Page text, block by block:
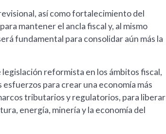
así como fortalecimiento del
mantener el ancla fiscal y, al mismo
fundamental para consolidar aún más la
reformista en los ámbitos fiscal,
para crear una economía más
tributarios y regulatorios, para liberar
energía, minería y la economía del